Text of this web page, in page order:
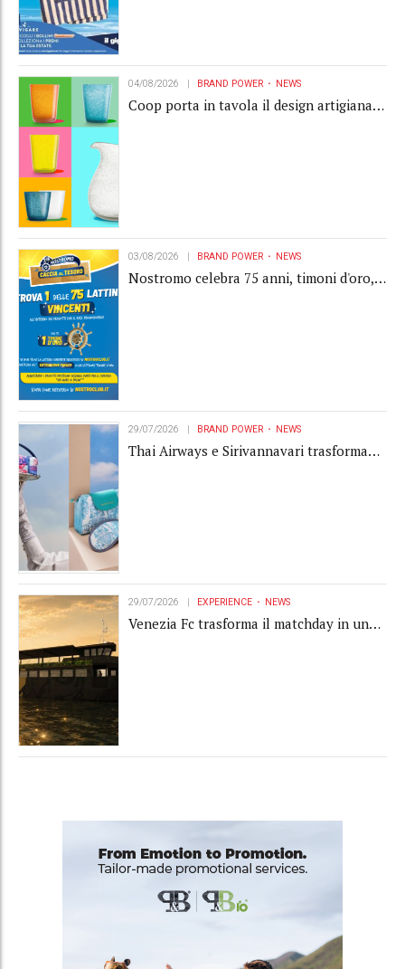
04/08/2026 BRAND POWER NEWS
Coop porta in tavola il design artigianale
03/08/2026 BRAND POWER NEWS
Nostromo celebra 75 anni, timoni d'oro,
29/07/2026 BRAND POWER NEWS
Thai Airways e Sirivannavari trasformano
29/07/2026 EXPERIENCE NEWS
Venezia Fc trasforma il matchday in una